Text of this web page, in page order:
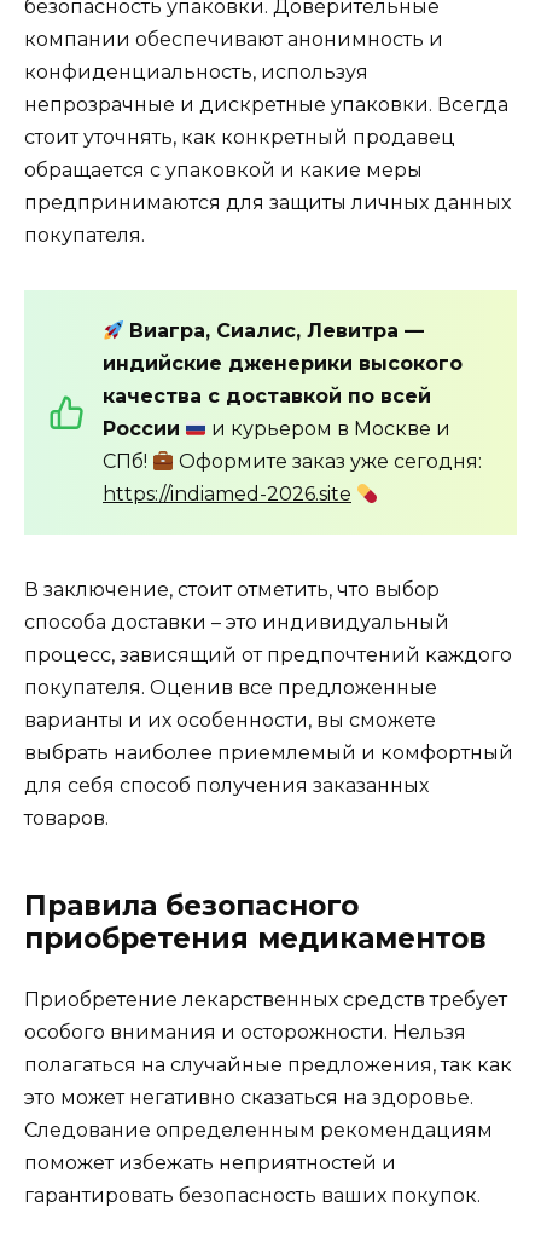
безопасность упаковки. Доверительные
компании обеспечивают анонимность и
конфиденциальность, используя
непрозрачные и дискретные упаковки. Всегда
стоит уточнять, как конкретный продавец
обращается с упаковкой и какие меры
предпринимаются для защиты личных данных
покупателя.
Виагра, Сиалис, Левитра —
индийские дженерики высокого
качества с доставкой по всей
России
и курьером в Москве и
СПб!
Оформите заказ уже сегодня:
https://indiamed-2026.site
В заключение, стоит отметить, что выбор
способа доставки – это индивидуальный
процесс, зависящий от предпочтений каждого
покупателя. Оценив все предложенные
варианты и их особенности, вы сможете
выбрать наиболее приемлемый и комфортный
для себя способ получения заказанных
товаров.
Правила безопасного
приобретения медикаментов
Приобретение лекарственных средств требует
особого внимания и осторожности. Нельзя
полагаться на случайные предложения, так как
это может негативно сказаться на здоровье.
Следование определенным рекомендациям
поможет избежать неприятностей и
гарантировать безопасность ваших покупок.